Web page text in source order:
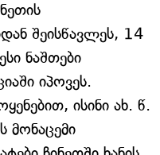
შეისწავლეს, 14
ნაშთები
იპოვეს.
ისინი ახ. წ.